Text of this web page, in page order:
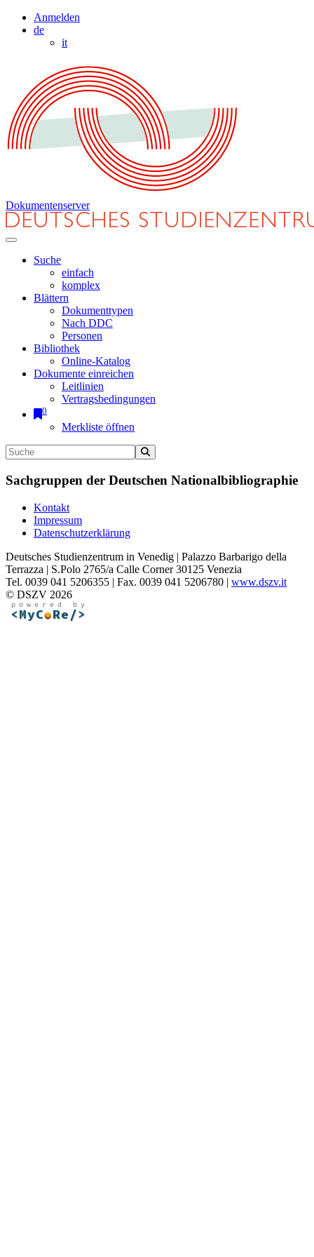
Anmelden
de
it
Dokumentenserver
Suche
einfach
komplex
Blättern
Dokumenttypen
Nach DDC
Personen
Bibliothek
Online-Katalog
Dokumente einreichen
Leitlinien
Vertragsbedingungen
0
Merkliste öffnen
Sachgruppen der Deutschen Nationalbibliographie
Kontakt
Impressum
Datenschutzerklärung
Deutsches Studienzentrum in Venedig | Palazzo Barbarigo della
Terrazza | S.Polo 2765/a Calle Corner 30125 Venezia
Tel. 0039 041 5206355 | Fax. 0039 041 5206780 | www.dszv.it
© DSZV 2026